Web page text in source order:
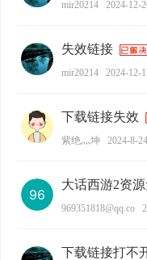
mir20214 2024-12-
失效链接
mir20214 2024-12-
下载链接失效
紫绝灬坤 2024-8-24
大话西游2资
969351818@qq.co
下载链接打不